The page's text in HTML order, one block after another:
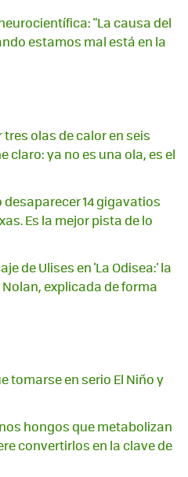
"La causa del
estamos mal está en la
olas de calor en seis
claro: ya no es una ola, es el
desaparecer 14 gigavatios
Es la mejor pista de lo
de Ulises en 'La Odisea:' la
explicada de forma
tomarse en serio El Niño y
hongos que metabolizan
convertirlos en la clave de